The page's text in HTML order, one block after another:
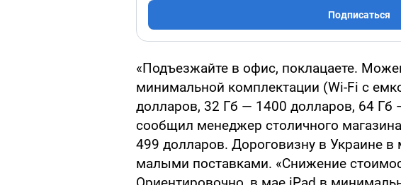
Подписаться
«Подъезжайте в офис, поклацаете.
минимальной комплектации (Wi-Fi с
долларов, 32 Гб — 1400 долларов, 64 Гб
сообщил менеджер столичного
499 долларов. Дороговизну в Украине в
малыми поставками. «Снижение